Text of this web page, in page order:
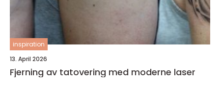
inspiration
13. April 2026
Fjerning av tatovering med moderne laser